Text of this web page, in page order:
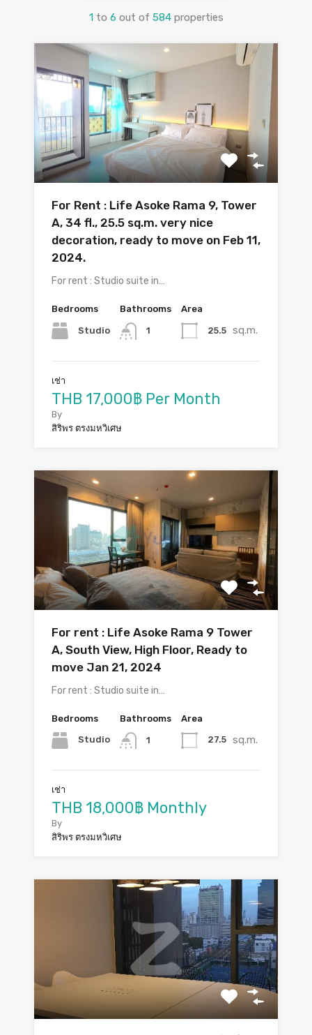
1 to 6 out of 584 properties
For Rent : Life Asoke Rama 9, Tower
A, 34 fl., 25.5 sq.m. very nice
decoration, ready to move on Feb 11,
2024.
For rent : Studio suite in…
Bedrooms
Studio
Bathrooms
1
Area
25.5 sq.m.
เช่า
THB 17,000฿ Per Month
By
สิริพร ตรงมหวิเศษ
For rent : Life Asoke Rama 9 Tower
A, South View, High Floor, Ready to
move Jan 21, 2024
For rent : Studio suite in…
Bedrooms
Studio
Bathrooms
1
Area
27.5 sq.m.
เช่า
THB 18,000฿ Monthly
By
สิริพร ตรงมหวิเศษ